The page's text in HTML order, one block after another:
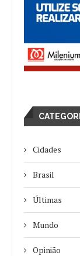
Cidades
Brasil
Últimas
Mundo
Opinião